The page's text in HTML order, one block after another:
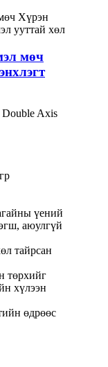
мөч
Double Axis
үений
аюулгүй
тайрсан
төрхийг
хүлээн
өдрөөс